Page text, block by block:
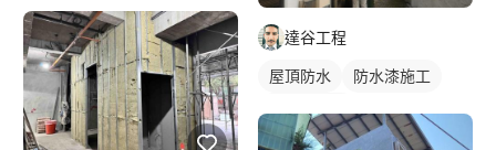
達谷工程
屋頂防水
防水漆施工
室外機清洗